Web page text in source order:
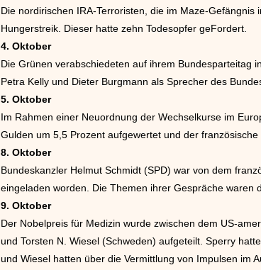
Die nordirischen IRA-Terroristen, die im Maze-
Hungerstreik. Dieser hatte zehn Todesopfer geFordert.
4. Oktober
Die Grünen verabschiedeten auf ihrem Bundesparteitag
Petra Kelly und Dieter Burgmann als Sprecher des
5. Oktober
Im Rahmen einer Neuordnung der Wechselkurse im
Gulden um 5,5 Prozent aufgewertet und der
8. Oktober
Bundeskanzler Helmut Schmidt (SPD) war von dem
eingeladen worden. Die Themen ihrer Gespräche waren
9. Oktober
Der Nobelpreis für Medizin wurde zwischen dem US-
und Torsten N. Wiesel (Schweden) aufgeteilt. Sperry
und Wiesel hatten über die Vermittlung von Impulsen im